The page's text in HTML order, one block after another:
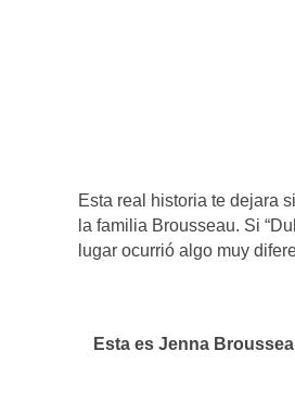
Esta real historia te dejara
la familia Brousseau. Si
lugar ocurrió algo muy
Esta es Jenna